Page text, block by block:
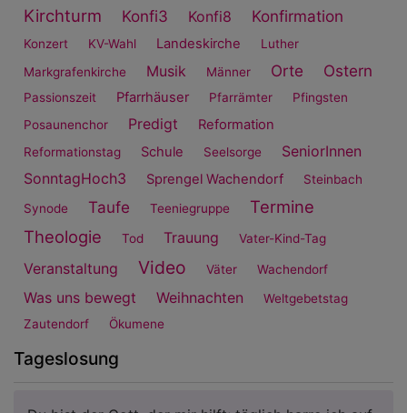
Kirchturm Konfi3 Konfi8 Konfirmation
Konzert KV-Wahl Landeskirche
Luther
Markgrafenkirche
Musik Männer Orte Ostern
Passionszeit Pfarrhäuser Pfarrämter
Pfingsten
Posaunenchor
Predigt Reformation
Reformationstag Schule Seelsorge
SeniorInnen
SonntagHoch3
Sprengel Wachendorf
Steinbach
Synode
Taufe Teeniegruppe
Termine
Theologie
Tod Trauung Vater-Kind-Tag
Veranstaltung Video Väter Wachendorf
Was uns bewegt Weihnachten
Weltgebetstag
Zautendorf
Ökumene
Tageslosung